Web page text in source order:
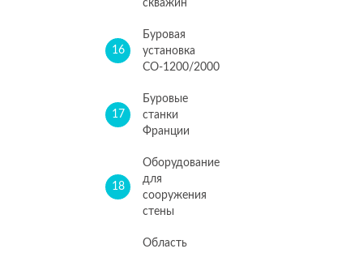
скважин
16
Буровая
установка
СО-1200/2000
17
Буровые
станки
Франции
18
Оборудование
для
сооружения
стены
Область